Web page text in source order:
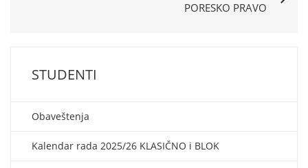
PORESKO PRAVO
STUDENTI
Obaveštenja
Kalendar rada 2025/26 KLASIČNO i BLOK